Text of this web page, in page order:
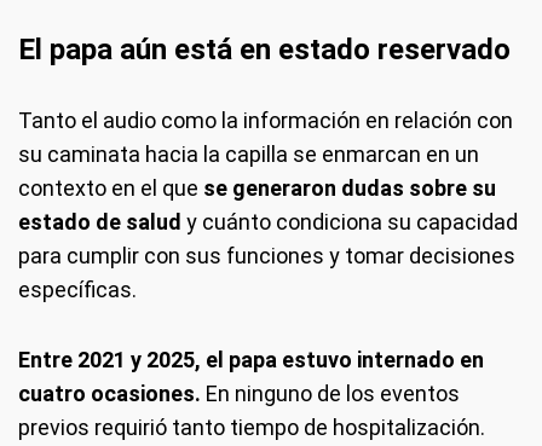
El papa aún está en estado reservado
Tanto el audio como la información en relación con
su caminata hacia la capilla se enmarcan en un
contexto en el que se generaron dudas sobre su
estado de salud y cuánto condiciona su capacidad
para cumplir con sus funciones y tomar decisiones
específicas.
Entre 2021 y 2025, el papa estuvo internado en
cuatro ocasiones. En ninguno de los eventos
previos requirió tanto tiempo de hospitalización.